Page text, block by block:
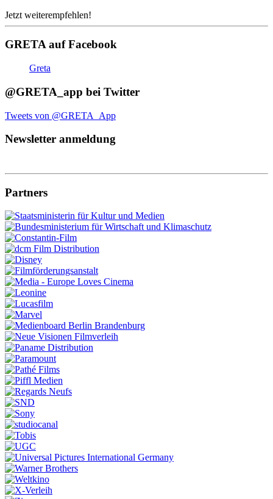
Jetzt weiterempfehlen!
GRETA auf Facebook
Greta
@GRETA_app bei Twitter
Tweets von @GRETA_App
Newsletter anmeldung
Partners